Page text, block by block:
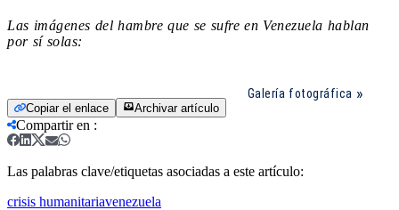
Las imágenes del hambre que se sufre en Venezuela hablan
por sí solas:
Galería fotográfica
Copiar el enlace Archivar artículo
Compartir en :
Las palabras clave/etiquetas asociadas a este artículo:
crisis humanitariavenezuela